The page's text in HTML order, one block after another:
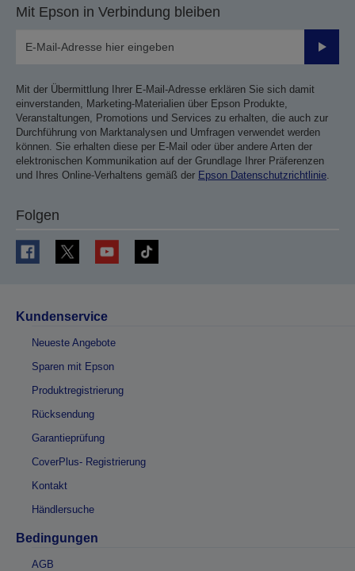
Mit Epson in Verbindung bleiben
Mit der Übermittlung Ihrer E-Mail-Adresse erklären Sie sich damit
einverstanden, Marketing-Materialien über Epson Produkte,
Veranstaltungen, Promotions und Services zu erhalten, die auch zur
Durchführung von Marktanalysen und Umfragen verwendet werden
können. Sie erhalten diese per E-Mail oder über andere Arten der
elektronischen Kommunikation auf der Grundlage Ihrer Präferenzen
und Ihres Online-Verhaltens gemäß der Epson Datenschutzrichtlinie
Folgen
Kundenservice
Neueste Angebote
Sparen mit Epson
Produktregistrierung
Rücksendung
Garantieprüfung
CoverPlus- Registrierung
Kontakt
Händlersuche
Bedingungen
AGB